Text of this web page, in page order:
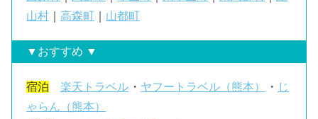
山村
高森町 山都町
▼おすすめ ▼
宿泊 楽天トラベル ・ ヤフートラベル（熊本） ・ じ
ゃらん（熊本）